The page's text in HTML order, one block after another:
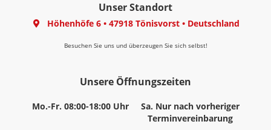
Unser Standort
Höhenhöfe 6• 47918 Tönisvorst• Deutschland
Besuchen Sie uns und überzeugen Sie sich selbst!
Unsere Öffnungszeiten
Mo.-Fr. 08:00-18:00 Uhr
Sa. Nur nach vorheriger
Terminvereinbarung